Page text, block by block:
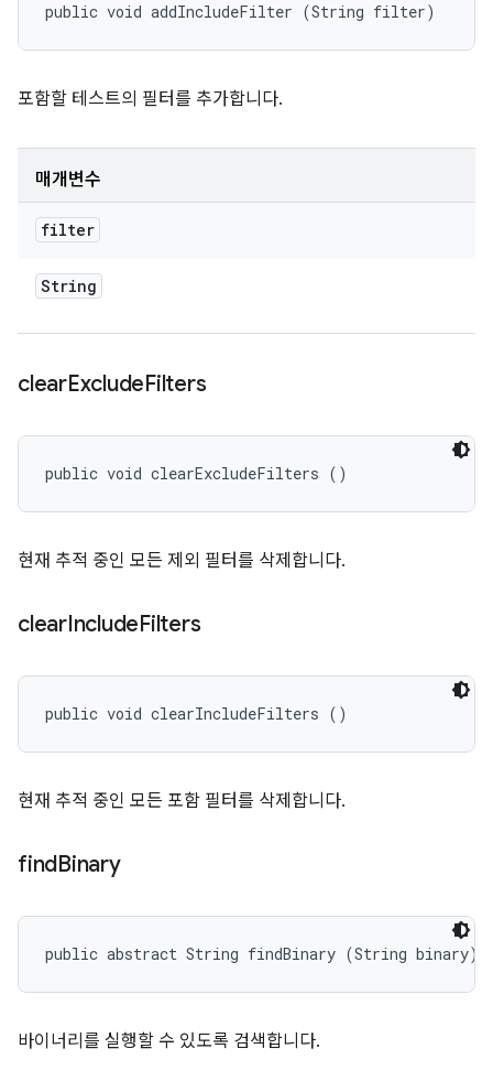
public void addIncludeFilter (String filter)
포함할 테스트의 필터를 추가합니다.
매개변수
filter
String
clearExcludeFilters
public void clearExcludeFilters ()
현재 추적 중인 모든 제외 필터를 삭제합니다.
clearIncludeFilters
public void clearIncludeFilters ()
현재 추적 중인 모든 포함 필터를 삭제합니다.
findBinary
public abstract String findBinary (String binary)
바이너리를 실행할 수 있도록 검색합니다.